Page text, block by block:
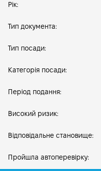
Рік:
Тип документа:
Тип посади:
Категорія посади:
Період подання:
Високий ризик:
Відповідальне становище:
Пройшла автоперевірку: